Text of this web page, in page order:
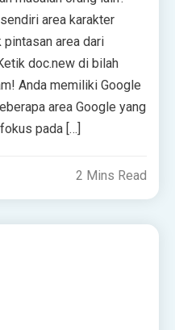
area karakter
area dari
doc.new di bilah
Anda memiliki Google
area Google yang
pada […]
2 Mins Read